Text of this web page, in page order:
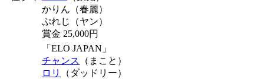
かりん （春麗）
ぷれじ
（ヤン）
賞金 25,000円
「ELO JAPAN」
チャンス
（まこと）
ロリ
（ダッドリー）